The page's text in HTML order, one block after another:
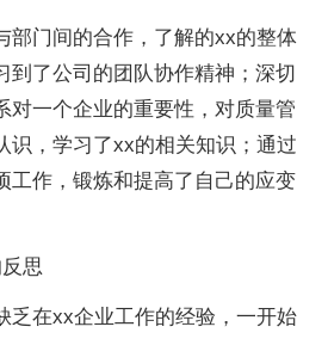
部门间的合作，了解的xx的整体
到了公司的团队协作精神；深切
对一个企业的重要性，对质量管
识，学习了xx的相关知识；通过
工作，锻炼和提高了自己的应变
思
乏在xx企业工作的经验，一开始